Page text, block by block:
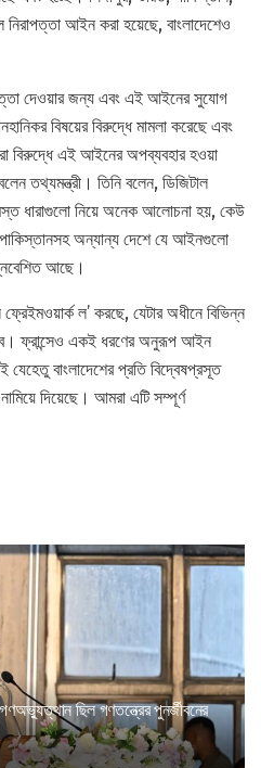
নিরাপত্তা আইন করা হয়েছে, বাংলাদেশেও
দেওয়ার জন্য এবং এই আইনের সুযোগ
বিষয়ের বিরুদ্ধে মামলা করেছে এবং
বিরুদ্ধে এই আইনের অপব্যবহার হওয়া
তথ্যমন্ত্রী। তিনি বলেন, ডিজিটাল
ধারাগুলো নিয়ে অনেক আলোচনা হয়, কেউ
অন্যান্য দেশে যে আইনগুলো
আছে।
ল’ করছে, যেটার অধীনে বিভিন্ন
ফ্রান্সেও একই ধরণের অনুরূপ আইন
বাংলাদেশের প্রতি বিদ্বেষপ্রসূত
দিয়েছে। আমরা এটি সম্পূর্ণ
ছিল গণতন্ত্রের পুনর্জীবনের